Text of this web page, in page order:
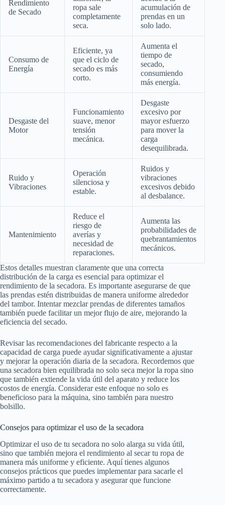
Rendimiento
de Secado
ropa sale
completamente
seca.
acumulación de
prendas en un
solo lado.
Consumo de
Energía
Eficiente, ya
que el ciclo de
secado es más
corto.
Aumenta el
tiempo de
secado,
consumiendo
más energía.
Desgaste del
Motor
Funcionamiento
suave, menor
tensión
mecánica.
Desgaste
excesivo por
mayor esfuerzo
para mover la
carga
desequilibrada.
Ruido y
Vibraciones
Operación
silenciosa y
estable.
Ruidos y
vibraciones
excesivos debido
al desbalance.
Mantenimiento
Reduce el
riesgo de
averías y
necesidad de
reparaciones.
Aumenta las
probabilidades de
quebrantamientos
mecánicos.
Estos detalles muestran claramente que una correcta
distribución de la carga es esencial para optimizar el
rendimiento de la secadora. Es importante asegurarse de que
las prendas estén distribuidas de manera uniforme alrededor
del tambor. Intentar mezclar prendas de diferentes tamaños
también puede facilitar un mejor flujo de aire, mejorando la
eficiencia del secado.
Revisar las recomendaciones del fabricante respecto a la
capacidad de carga puede ayudar significativamente a ajustar
y mejorar la operación diaria de la secadora. Recordemos que
una secadora bien equilibrada no solo seca mejor la ropa sino
que también extiende la vida útil del aparato y reduce los
costos de energía. Considerar este enfoque no solo es
beneficioso para la máquina, sino también para nuestro
bolsillo.
Consejos para optimizar el uso de la secadora
Optimizar el uso de tu secadora no solo alarga su vida útil,
sino que también mejora el rendimiento al secar tu ropa de
manera más uniforme y eficiente. Aquí tienes algunos
consejos prácticos que puedes implementar para sacarle el
máximo partido a tu secadora y asegurar que funcione
correctamente.